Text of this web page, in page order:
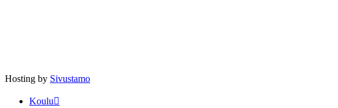
Hosting by Sivustamo
Koulu